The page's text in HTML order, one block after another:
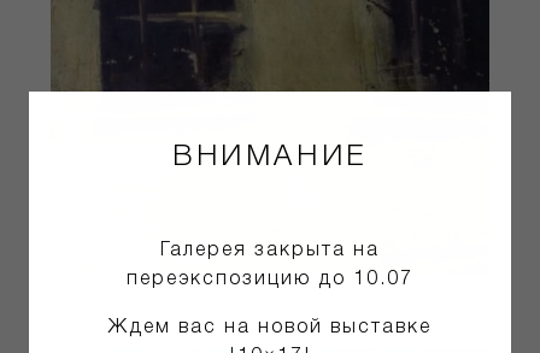
ВНИМАНИЕ
Галерея закрыта на
переэкспозицию до 10.07
Ждем вас на новой выставке